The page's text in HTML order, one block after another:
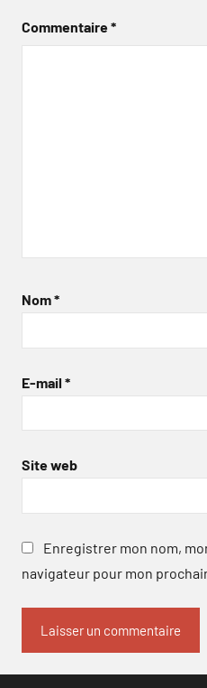
Commentaire*
Nom*
E-mail *
Site web
Enregistrer mon nom,
navigateur pour mon